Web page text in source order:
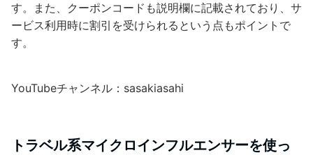
す。また、クーポンコードも説明欄に記載されており、サ
ービス利用時に割引を受けられるという点もポイントで
す。
YouTubeチャンネル：sasakiasahi
トラベル系マイクロインフルエンサーを使っ